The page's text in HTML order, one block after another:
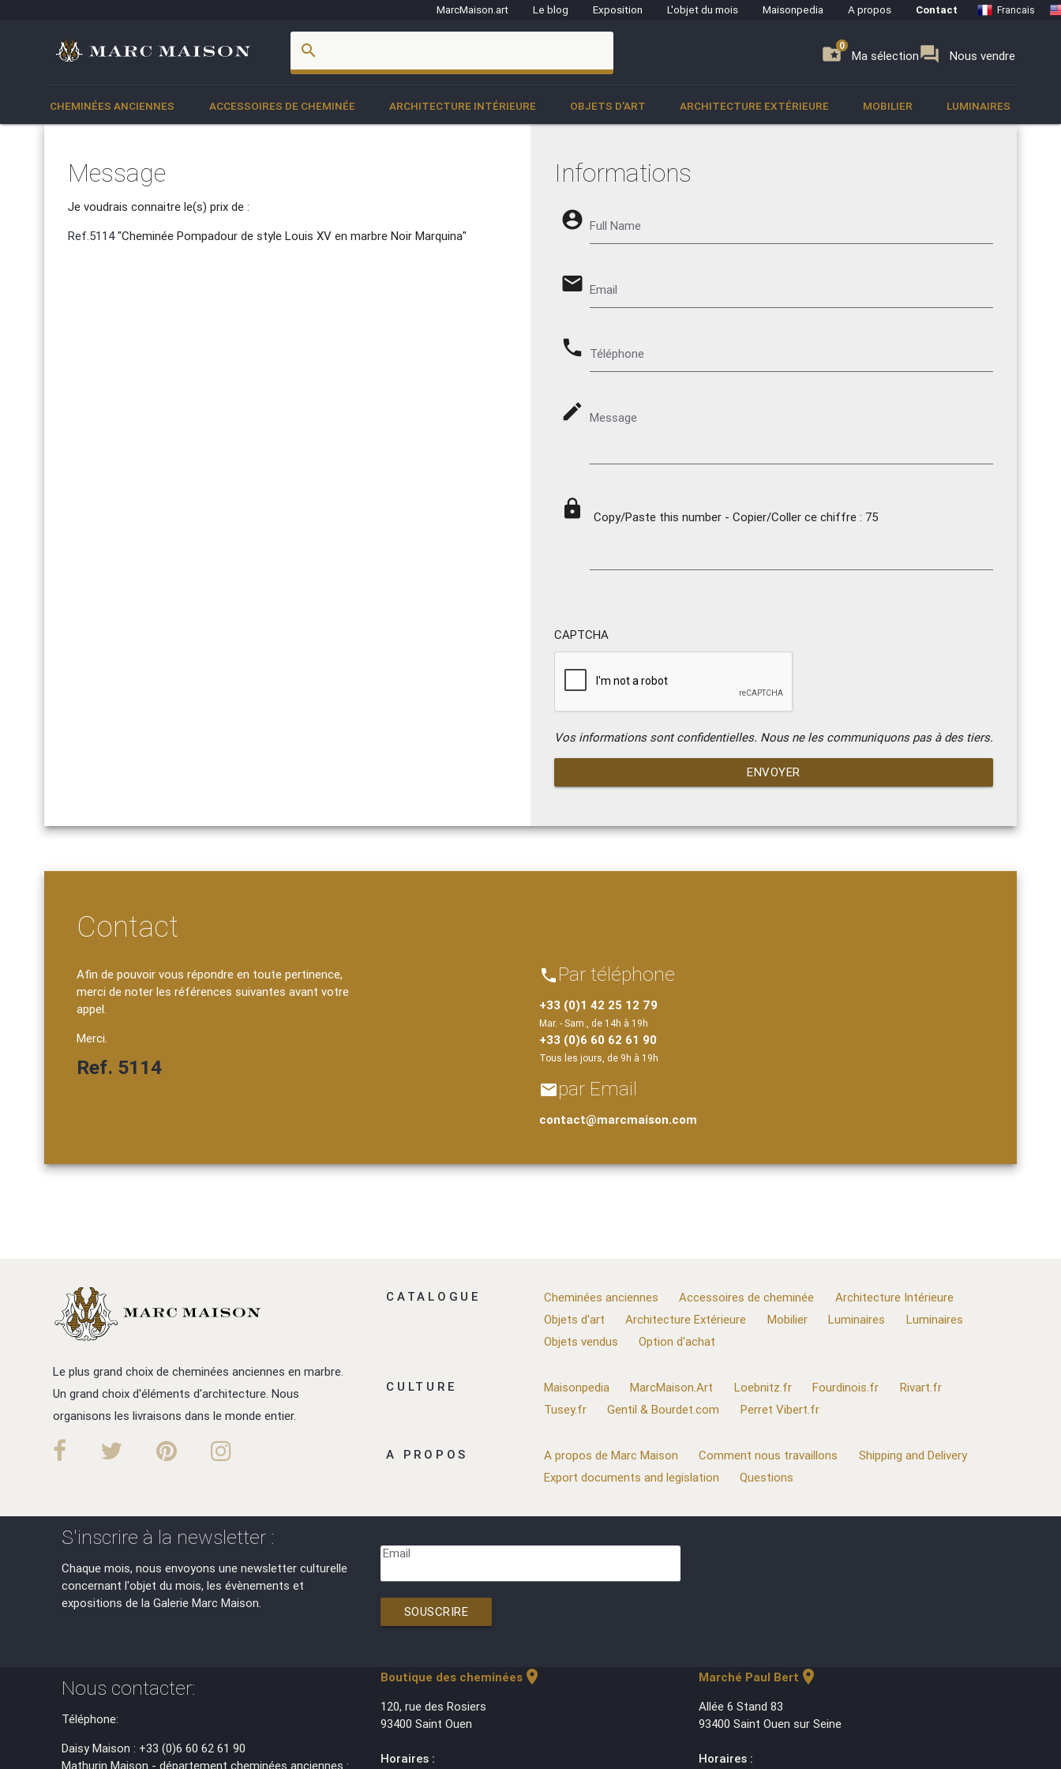
MarcMaison.art Le blog Exposition L'objet du mois Maisonpedia A propos Contact Francais
search folder_special Ma sélection
0 forum Nous vendre
0
CHEMINÉES ANCIENNES ACCESSOIRES DE CHEMINÉE ARCHITECTURE INTÉRIEURE OBJETS D'ART ARCHITECTURE EXTÉRIEURE MOBILIER LUMINAIRES
Message
Je voudrais connaitre le(s) prix de :
Ref.5114"Cheminée Pompadour de style Louis XV en marbre Noir Marquina"
Informations
account_circle Full Name
email Email
phone Téléphone
mode_edit Message
lock Copy/Paste this number - Copier/Coller ce chiffre : 75
CAPTCHA
Vos informations sont confidentielles. Nous ne les communiquons pas à des tiers.
ENVOYER
Contact
Afin de pouvoir vous répondre en toute pertinence,
merci de noter les références suivantes avant votre
appel.
Merci.
Ref. 5114
phone Par téléphone
+33 (0)1 42 25 12 79
Mar. - Sam., de 14h à 19h
+33 (0)6 60 62 61 90
Tous les jours, de 9h à 19h
emailpar Email
contact@marcmaison.com
Le plus grand choix de cheminées anciennes en marbre.
Un grand choix d'éléments d'architecture. Nous
organisons les livraisons dans le monde entier.
CATALOGUE Cheminées anciennes Accessoires de cheminée
Architecture Intérieure
Objets d'art
Architecture Extérieure Mobilier Luminaires
Luminaires
Objets vendus
Option d'achat
CULTURE Maisonpedia MarcMaison.Art Loebnitz.fr Fourdinois.fr
Rivart.fr
Tusey.fr
Gentil & Bourdet.com Perret Vibert.fr
A PROPOS A propos de Marc Maison Comment nous travaillons
Shipping and Delivery
Export documents and legislation
Questions
S'inscrire à la newsletter :
Chaque mois, nous envoyons une newsletter culturelle
concernant l'objet du mois, les évènements et
expositions de la Galerie Marc Maison.
Email
SOUSCRIRE
Nous contacter:
Téléphone:
Daisy Maison : +33 (0)6 60 62 61 90
Mathurin Maison - département cheminées anciennes :
Boutique des cheminéeslocation_on
120, rue des Rosiers
93400 Saint Ouen
Horaires :
Marché Paul Bert location_on
Allée 6 Stand 83
93400 Saint Ouen sur Seine
Horaires :